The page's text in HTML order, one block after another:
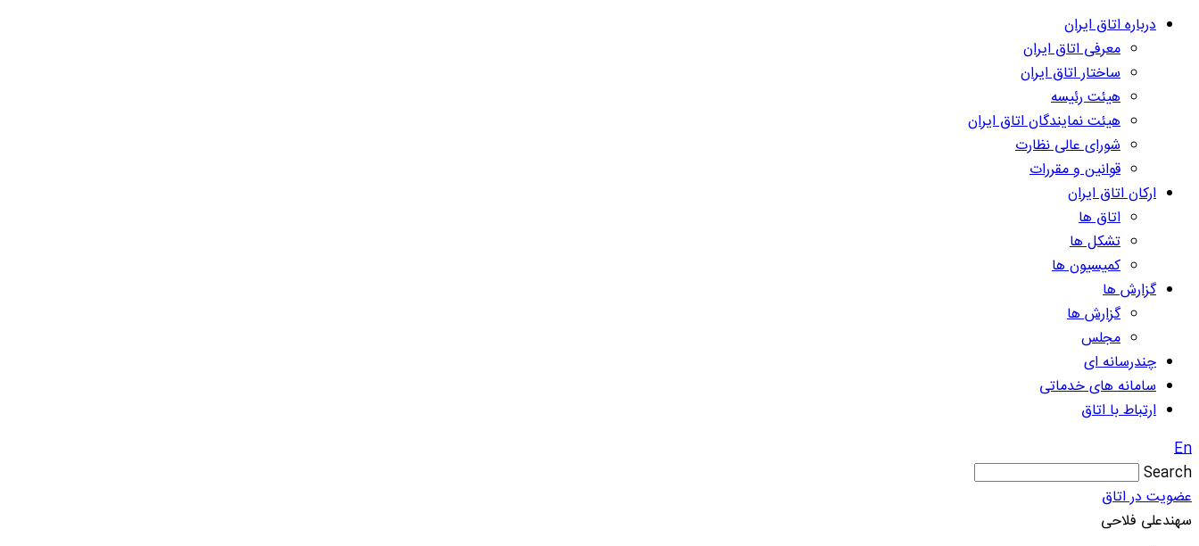
درباره اتاق ایران
معرفی اتاق ایران
ساختار اتاق ایران
هیئت رئیسه
هیئت نمایندگان اتاق ایران
شورای عالی نظارت
قوانین و مقررات
ارکان اتاق ایران
اتاق ها
تشکل ها
کمیسیون ها
گزارش ها
گزارش ها
مجلس
چندرسانه ای
سامانه های خدماتی
ارتباط با اتاق
En
Search
عضویت در اتاق
سهندعلی فلاحی